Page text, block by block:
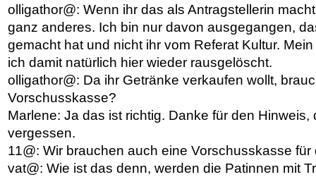
olligathor@: Wenn ihr das als Antragstellerin
ganz anderes. Ich bin nur davon ausgegangen,
gemacht hat und nicht ihr vom Referat Kultur.
ich damit natürlich hier wieder rausgelöscht.
olligathor@: Da ihr Getränke verkaufen wollt,
Vorschusskasse?
Marlene: Ja das ist richtig. Danke für den Hinweis,
vergessen.
11@: Wir brauchen auch eine Vorschusskasse für
vat@: Wie ist das denn, werden die Patinnen mit